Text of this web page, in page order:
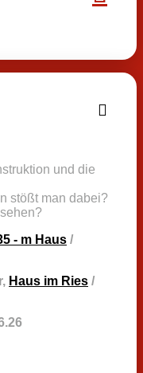
und die
stößt man dabei?
- m Haus /
Haus im Ries /